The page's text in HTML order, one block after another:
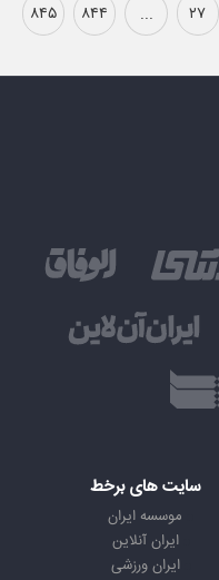
۲۷ ... ۸۴۴ ۸۴۵
سایت های برخط
موسسه ایران
ایران آنلاین
ایران ورزشی